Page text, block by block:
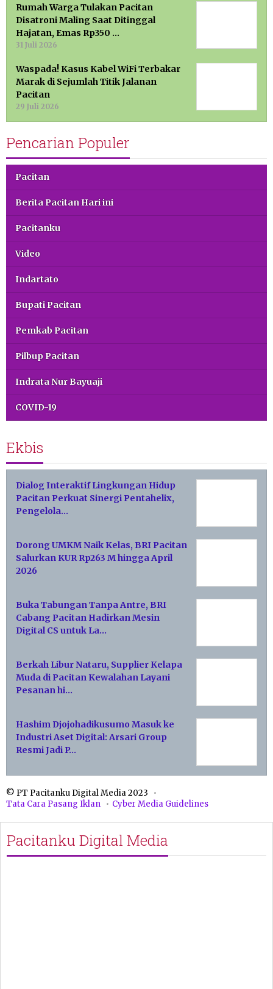
Rumah Warga Tulakan Pacitan
Disatroni Maling Saat Ditinggal
Hajatan, Emas Rp350 …
31 Juli 2026
Waspada! Kasus Kabel WiFi Terbakar
Marak di Sejumlah Titik Jalanan
Pacitan
29 Juli 2026
Pencarian Populer
Pacitan
Berita Pacitan Hari ini
Pacitanku
Video
Indartato
Bupati Pacitan
Pemkab Pacitan
Pilbup Pacitan
Indrata Nur Bayuaji
COVID-19
Ekbis
Dialog Interaktif Lingkungan Hidup
Pacitan Perkuat Sinergi Pentahelix,
Pengelola…
Dorong UMKM Naik Kelas, BRI Pacitan
Salurkan KUR Rp263 M hingga April
2026
Buka Tabungan Tanpa Antre, BRI
Cabang Pacitan Hadirkan Mesin
Digital CS untuk La…
Berkah Libur Nataru, Supplier Kelapa
Muda di Pacitan Kewalahan Layani
Pesanan hi…
Hashim Djojohadikusumo Masuk ke
Industri Aset Digital: Arsari Group
Resmi Jadi P…
© PT Pacitanku Digital Media 2023
Tata Cara Pasang Iklan
Cyber Media Guidelines
Pacitanku Digital Media